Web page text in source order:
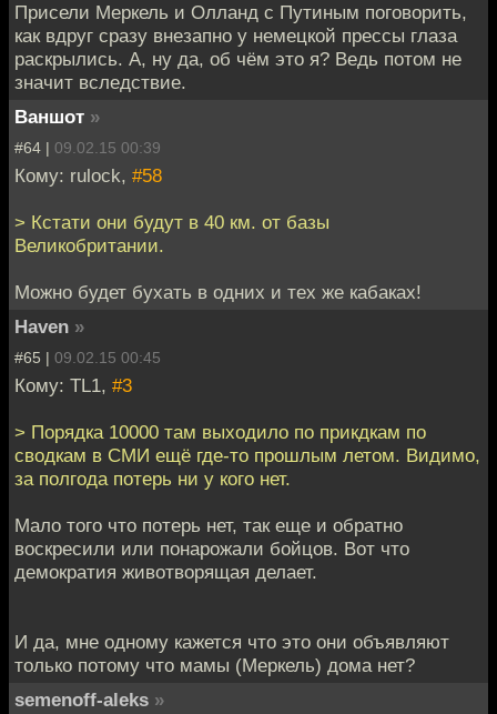
Присели Меркель и Олланд с Путиным поговорить,
как вдруг сразу внезапно у немецкой прессы глаза
раскрылись. А, ну да, об чём это я? Ведь потом не
значит вследствие.
Ваншот »
#64 | 09.02.15 00:39
Кому: rulock, #58
> Кстати они будут в 40 км. от базы
Великобритании.
Можно будет бухать в одних и тех же кабаках!
Haven »
#65 | 09.02.15 00:45
Кому: TL1, #3
> Порядка 10000 там выходило по прикдкам по
сводкам в СМИ ещё где-то прошлым летом. Видимо,
за полгода потерь ни у кого нет.
Мало того что потерь нет, так еще и обратно
воскресили или понарожали бойцов. Вот что
демократия животворящая делает.
И да, мне одному кажется что это они объявляют
только потому что мамы (Меркель) дома нет?
semenoff-aleks »